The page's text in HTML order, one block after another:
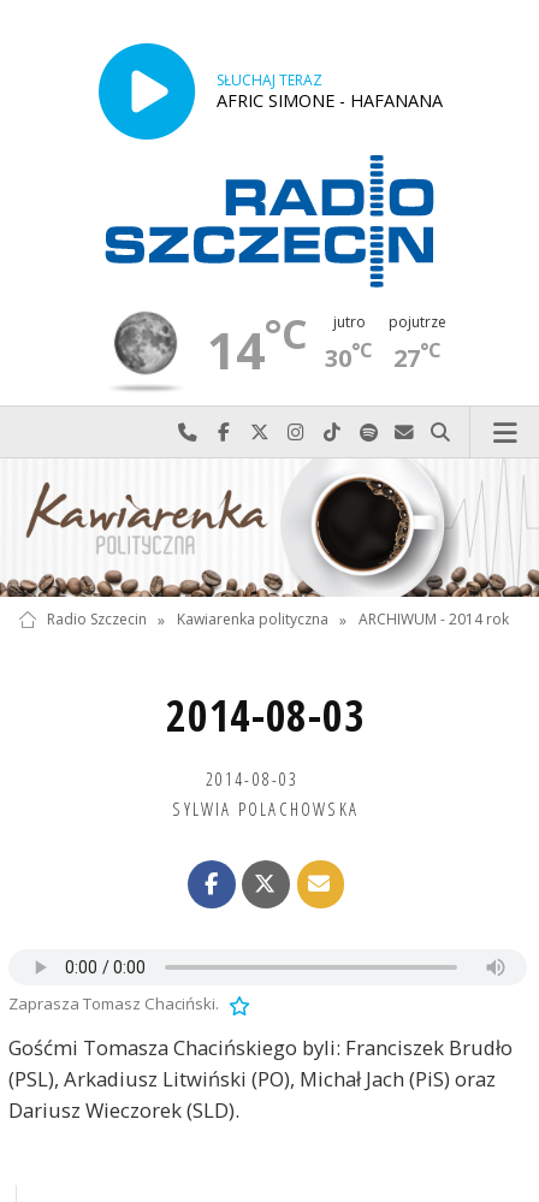
SŁUCHAJ TERAZ
AFRIC SIMONE - HAFANANA
14°C jutro
30°C
pojutrze
27°C
Najlepiej po prostu do nas zadzwoń
Odwiedź nas na Facebook-u
Odwiedź nas na X
Odwiedź nas na Instagram-ie
Odwiedź nas na TikTok-u
Szukaj nas na Spotify
Wyślij do nas
Szukaj
Radio Szczecin » Kawiarenka polityczna » ARCHIWUM - 2014 rok
2014-08-03
2014-08-03
SYLWIA POLACHOWSKA
Zaprasza Tomasz Chaciński.
Gośćmi Tomasza Chacińskiego byli: Franciszek Brudło
(PSL), Arkadiusz Litwiński (PO), Michał Jach (PiS) oraz
Dariusz Wieczorek (SLD).